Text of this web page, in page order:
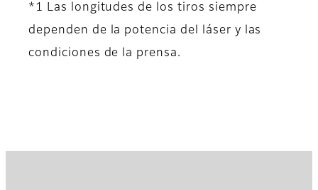
*1 Las longitudes de los tiros siempre
dependen de la potencia del láser y las
condiciones de la prensa.